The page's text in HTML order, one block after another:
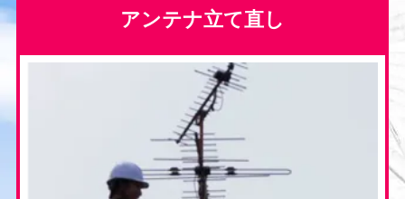
アンテナ立て直し